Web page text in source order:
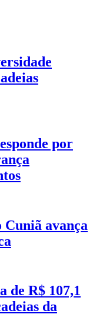
por
Cuniã avança
de R$ 107,1
da